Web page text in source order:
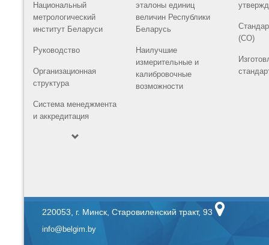
Национальный
метрологический
институт Беларуси
Руководство
Организационная
структура
Система менеджмента
и аккредитация
эталоны единиц
величин Республики
Беларусь
Наилучшие
измерительные и
калибровочные
возможности
(СО)
220053, г. Минск, Старовиленский тракт, 93
info@belgim.by